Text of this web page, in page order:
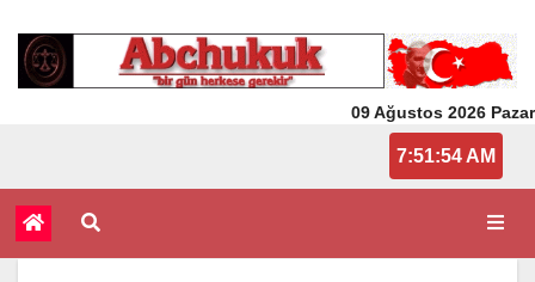
09 Ağustos 2026 Pazar
7:51:54 AM